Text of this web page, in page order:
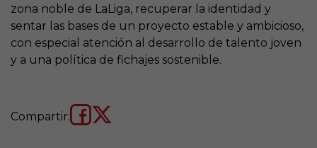
zona noble de LaLiga, recuperar la identidad y
sentar las bases de un proyecto estable y ambicioso,
con especial atención al desarrollo de talento joven
y a una política de fichajes sostenible.
Compartir: